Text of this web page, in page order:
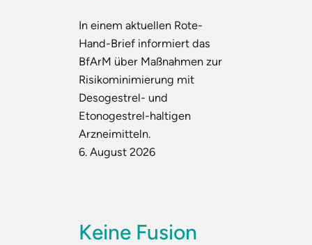
In einem aktuellen Rote-
Hand-Brief informiert das
BfArM über Maßnahmen zur
Risikominimierung mit
Desogestrel- und
Etonogestrel-haltigen
Arzneimitteln.
6. August 2026
Keine Fusion